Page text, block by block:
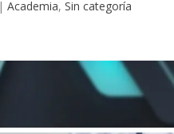
|Academia,Sin categoría